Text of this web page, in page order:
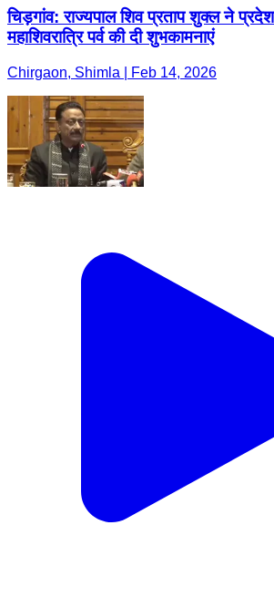
चिड़गांव: राज्यपाल शिव प्रताप शुक्ल ने
महाशिवरात्रि पर्व की दी शुभकामनाएं
Chirgaon, Shimla | Feb 14, 2026